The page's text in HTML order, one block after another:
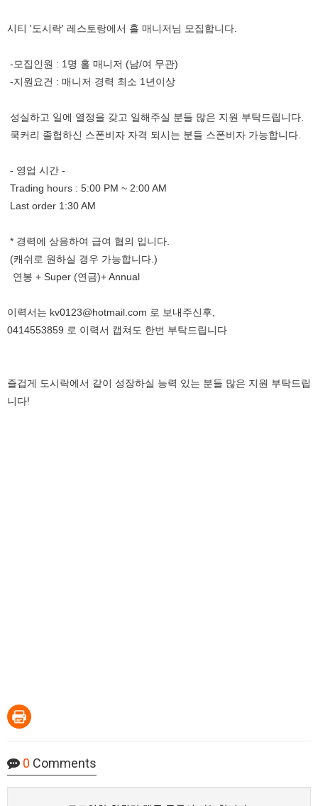
시티 '도시락' 레스토랑에서 홀 매니저님 모집합니다.
-모집인원 : 1명 홀 매니저 (남/여 무관)
-지원요건 : 매니저 경력 최소 1년이상
성실하고 일에 열정을 갖고 일해주실 분들 많은 지원 부탁드립니다.
쿡커리 졸헙하신 스폰비자 자격 되시는 분들 스폰비자 가능합니다.
- 영업 시간 -
Trading hours : 5:00 PM ~ 2:00 AM
Last order 1:30 AM
* 경력에 상응하여 급여 협의 입니다.
(캐쉬로 원하실 경우 가능합니다.)
연봉 + Super (연금)+ Annual
이력서는 kv0123@hotmail.com 로 보내주신후,
0414553859 로 이력서 캡쳐도 한번 부탁드립니다
즐겁게 도시락에서 같이 성장하실 능력 있는 분들 많은 지원 부탁드립
니다!
0 Comments